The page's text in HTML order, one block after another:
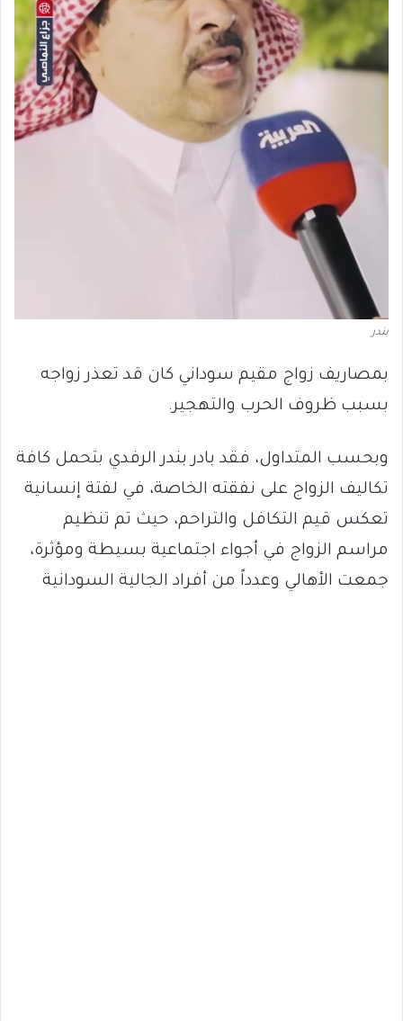
بندر
بمصاريف زواج مقيم سوداني كان قد تعذر زواجه
بسبب ظروف الحرب والتهجير.
وبحسب المتداول، فقد بادر بندر الرفدي بتحمل كافة
تكاليف الزواج على نفقته الخاصة، في لفتة إنسانية
تعكس قيم التكافل والتراحم، حيث تم تنظيم
مراسم الزواج في أجواء اجتماعية بسيطة ومؤثرة،
جمعت الأهالي وعدداً من أفراد الجالية السودانية